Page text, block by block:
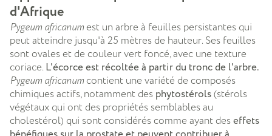
d'Afrique
Pygeum africanumest un arbre à feuilles persistantes qui
peut atteindre jusqu'à 25 mètres de hauteur. Ses feuilles
sont ovales et de couleur vert foncé, avec une texture
coriace. L'écorce est récoltée à partir du tronc de l'arbre.
Pygeum africanum contient une variété de composés
chimiques actifs, notamment des phytostérols(stérols
végétaux qui ont des propriétés semblables au
cholestérol) qui sont considérés comme ayant deseffets